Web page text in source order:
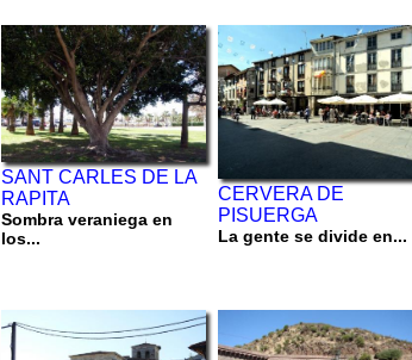
SANT CARLES DE LA
RAPITA
Sombra veraniega en
los...
CERVERA DE
PISUERGA
La gente se divide en...